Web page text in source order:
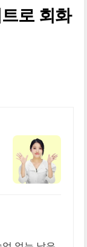
로 회화